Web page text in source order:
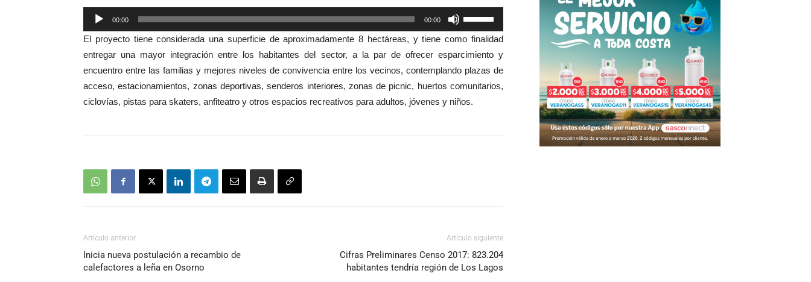
arriba/abajo
para
aumentar
o
disminuir
el
volumen.
Reproductor
de
audio
00:00 00:00
las
teclas
de
flecha
arriba/abajo
para
El proyecto tiene considerada una superficie de aproximadamente 8 hectáreas, y tiene como finalidad
entregar una mayor integración entre los habitantes del sector, a la par de ofrecer esparcimiento y
encuentro entre las familias y mejores niveles de convivencia entre los vecinos, contemplando plazas de
acceso, estacionamientos, zonas deportivas, senderos interiores, zonas de picnic, huertos comunitarios,
ciclovías, pistas para skaters, anfiteatro y otros espacios recreativos para adultos, jóvenes y niños.
Artículo anterior
Inicia nueva postulación a recambio de
calefactores a leña en Osorno
Artículo siguiente
Cifras Preliminares Censo 2017: 823.204
habitantes tendría región de Los Lagos